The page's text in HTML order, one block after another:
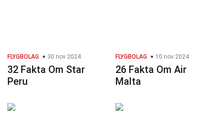
FLYGBOLAG 30 nov 2024
32 Fakta Om Star
Peru
FLYGBOLAG 10 nov 2024
26 Fakta Om Air
Malta